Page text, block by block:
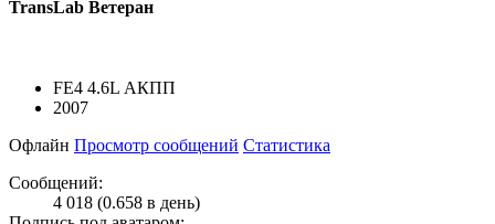
TransLab Ветеран
FE4 4.6L АКПП
2007
Офлайн Просмотр сообщений Статистика
Сообщений:
4 018 (0.658 в день)